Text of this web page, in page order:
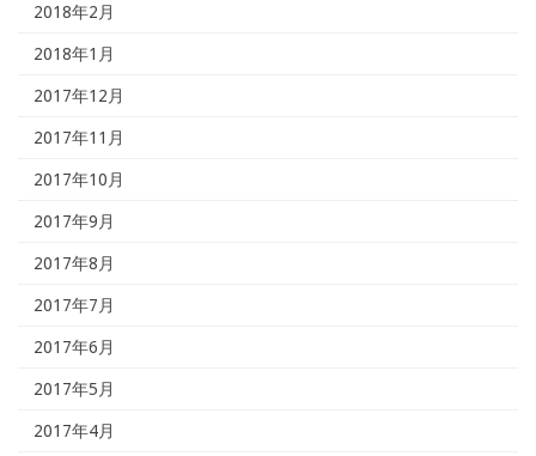
2018年2月
2018年1月
2017年12月
2017年11月
2017年10月
2017年9月
2017年8月
2017年7月
2017年6月
2017年5月
2017年4月